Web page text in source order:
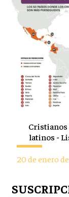
Cristianos
latinos -
20 de enero